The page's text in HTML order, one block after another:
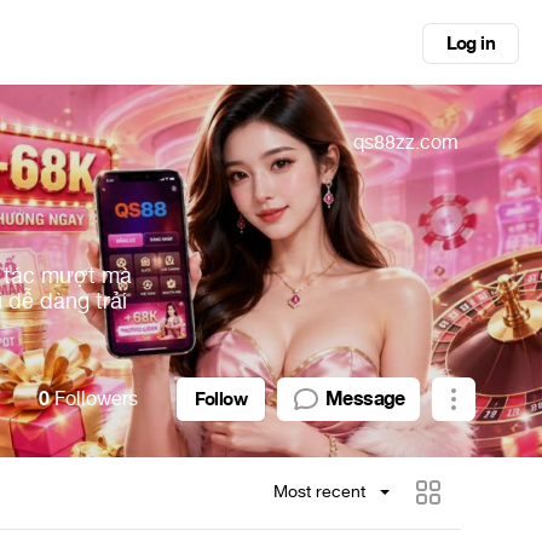
Log in
tác mượt mà
dễ dàng trải
qs88zz.com
0Followers Follow Message
Most recent